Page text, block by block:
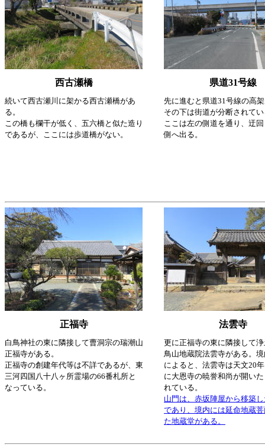
西古瀬橋 県道31号線
続いて西古瀬川に架かる西古瀬橋があ
る。
この橋も欄干が低く、五六橋と似た造り
であるが、ここには歩道橋がない。
先に進むと県道31号線の高
その下は街道が分断されて
ここは左の側道を通り、迂
側へ出る。
正福寺 法雲寺
白鳥神社の東に隣接して曹洞宗の瑞潮山
正福寺がある。
正福寺の創建年代等は不詳であるが、東
三河四国八十八ヶ所霊場の66番札所と
なっている。
更に正福寺の東に隣接して
鳥山地蔵院法雲寺がある。
によると、法雲寺は天文20
に大恩寺の暁誉和尚が開い
れている。
山門は、赤坂陣屋から移築
であり、境内には延命地蔵
た地蔵堂がある。